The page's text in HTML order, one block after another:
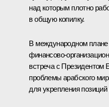
над которым плотно
в общую копилку.
В международном
финансово-
встреча с Президентом
проблемы арабского
для укрепления